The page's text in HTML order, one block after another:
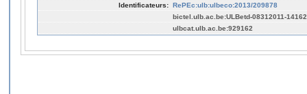
Identificateurs: RePEc:ulb:ulbeco:2013/209878
bictel.ulb.ac.be:ULBetd-08312011-
ulbcat.ulb.ac.be:929162